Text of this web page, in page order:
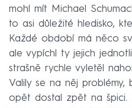
mohl mít Michael
to asi důležité hledisko,
Každé období má něco
ale vypíchl ty jejich
strašně rychle vyletěl
Valily se na něj problémy,
opět dostal zpět na špici.